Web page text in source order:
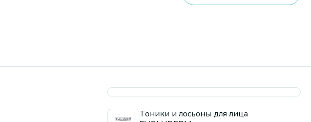
Тоники и лосьоны для лица